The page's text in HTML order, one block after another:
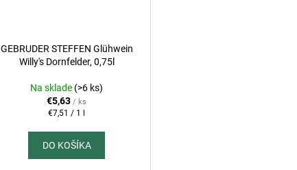
GEBRUDER STEFFEN Glühwein
Willy's Dornfelder, 0,75l
Na sklade (>6 ks)
€5,63/ ks
Jednotková
€7,51 / 1 l
DO KOŠÍKA